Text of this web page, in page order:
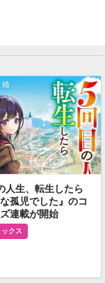
人生、転生したら
孤児でした』のコ
連載が開始
ックス